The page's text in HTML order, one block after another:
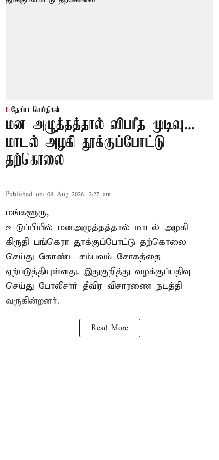
தேசிய செய்திகள்
மன அழுத்தத்தால் விபரீத முடிவு...
மாடல் அழகி தூக்குப்போட்டு
தற்கொலை
Published on: 08 Aug 2026, 2:27 am
மங்களூரு,
உடுப்பியில் மனஅழுத்தத்தால் மாடல் அழகி
கிருதி பங்கெரா தூக்குப்போட்டு தற்கொலை
செய்து கொண்ட சம்பவம் சோகத்தை
ஏற்படுத்தியுள்ளது. இதுகுறித்து வழக்குப்பதிவு
செய்து போலீசார் தீவிர விசாரணை நடத்தி
வருகின்றனர்.
Read More